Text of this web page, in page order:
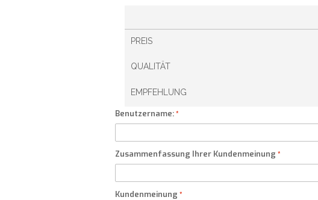
PREIS
QUALITÄT
EMPFEHLUNG
Benutzername:
Zusammenfassung Ihrer Kundenmeinung
Kundenmeinung